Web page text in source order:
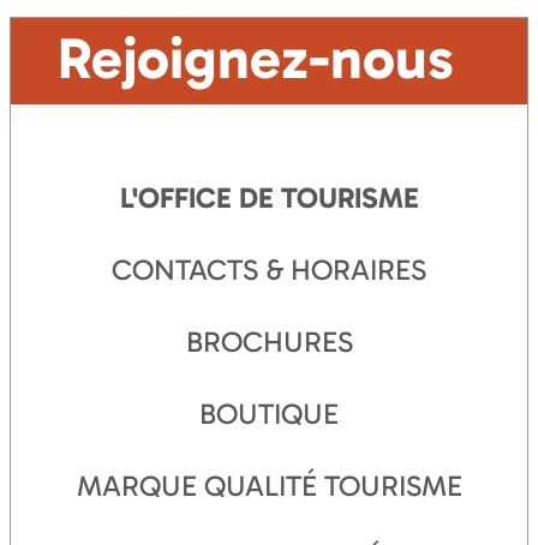
Rejoignez-nous
L'OFFICE DE TOURISME
CONTACTS & HORAIRES
BROCHURES
BOUTIQUE
MARQUE QUALITÉ TOURISME